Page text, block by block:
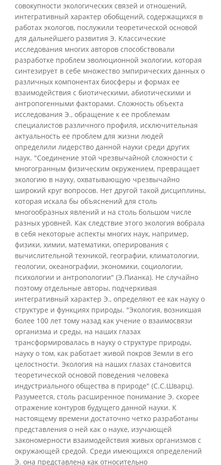
совокупности экологических связей и отношений,
интегративный характер обобщений, содержащихся в
работах экологов, послужили теоретической основой
для дальнейшего развития Э. Классические
исследования многих авторов способствовали
разработке проблем эволюционной экологии, которая
синтезирует в себе множество эмпирических данных о
различных компонентах биосферы и формах ее
взаимодействия с биотическими, абиотическими и
антропогенными факторами. Сложность объекта
исследования Э., обращение к ее проблемам
специалистов различного профиля, исключительная
актуальность ее проблем для жизни людей
определили лидерство данной науки среди других
наук. "Соединение этой чрезвычайной сложности с
многогранным физическим окружением, превращает
экологию в науку, охватывающую чрезвычайно
широкий круг вопросов. Нет другой такой дисциплины,
которая искала бы объяснений для столь
многообразных явлений и на столь большом числе
разных уровней. Как следствие этого экология вобрала
в себя некоторые аспекты многих наук, например,
физики, химии, математики, оперирования с
вычислительной техникой, географии, климатологии,
геологии, океанографии, экономики, социологии,
психологии и антропологии" (Э.Пианка). Не случайно
поэтому отдельные авторы, подчеркивая
интегративный характер Э., определяют ее как науку о
структуре и функциях природы. "Экология, возникшая
более 100 лет тому назад как учение о взаимосвязи
организма и среды, на наших глазах
трансформировалась в науку о структуре природы,
науку о том, как работает живой покров Земли в его
целостности. Экология на наших глазах становится
теоретической основой поведения человека
индустриального общества в природе" (С.С.Шварц).
Разумеется, столь расширенное понимание Э. скорее
отражение контуров будущего данной науки. К
настоящему времени достаточно четко разработаны
представления о ней как о науке, изучающей
закономерности взаимодействия живых организмов с
окружающей средой. Среди имеющихся определений
Э. она представлена как относительно